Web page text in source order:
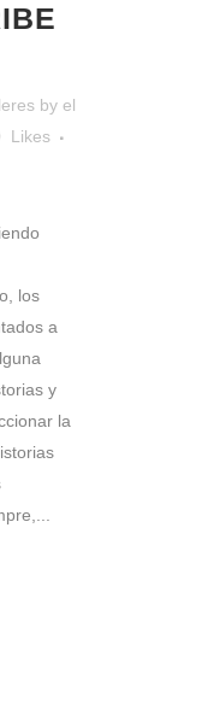
by el
Likes
los
a
y
la